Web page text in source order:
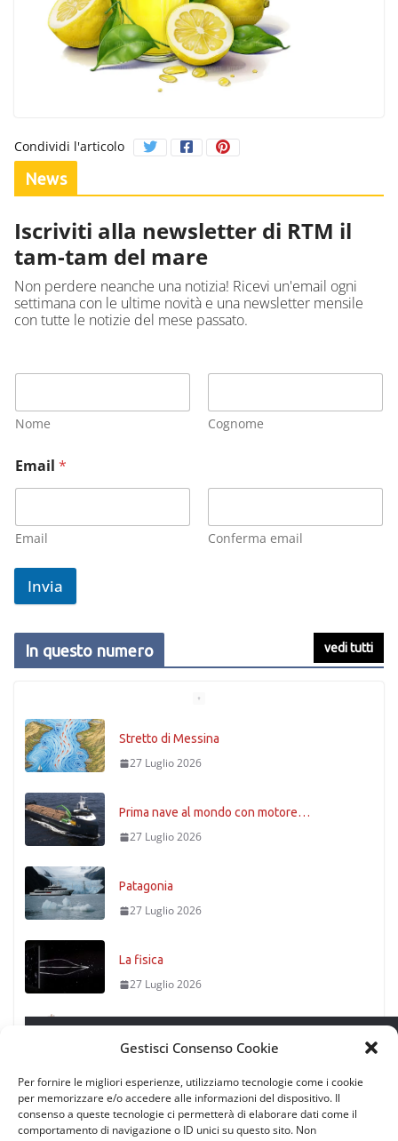
Gestisci Consenso Cookie
Per fornire le migliori esperienze, utilizziamo tecnologie come i cookie
per memorizzare e/o accedere alle informazioni del dispositivo. Il
consenso a queste tecnologie ci permetterà di elaborare dati come il
comportamento di navigazione o ID unici su questo sito. Non
Condividi l'articolo
News
Iscriviti alla newsletter di RTM il
tam-tam del mare
Non perdere neanche una notizia! Ricevi un'email ogni
settimana con le ultime novità e una newsletter mensile
con tutte le notizie del mese passato.
Nome Cognome
Email *
Email Conferma email
Invia
In questo numero vedi tutti
Stretto di Messina
27 Luglio 2026
Prima nave al mondo con motore…
27 Luglio 2026
Patagonia
27 Luglio 2026
La fisica
27 Luglio 2026
27 Luglio 2026
Leggi successivo
Scienza tra le onde